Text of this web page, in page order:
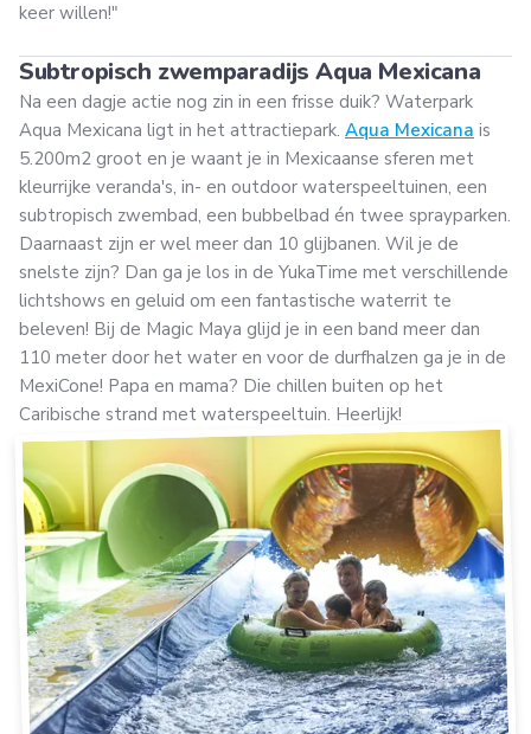
keer willen!"
Subtropisch zwemparadijs Aqua Mexicana
Na een dagje actie nog zin in een frisse duik? Waterpark
Aqua Mexicana ligt in het attractiepark. Aqua Mexicana is
5.200m2 groot en je waant je in Mexicaanse sferen met
kleurrijke veranda's, in- en outdoor waterspeeltuinen, een
subtropisch zwembad, een bubbelbad én twee sprayparken.
Daarnaast zijn er wel meer dan 10 glijbanen. Wil je de
snelste zijn? Dan ga je los in de YukaTime met verschillende
lichtshows en geluid om een fantastische waterrit te
beleven! Bij de Magic Maya glijd je in een band meer dan
110 meter door het water en voor de durfhalzen ga je in de
MexiCone! Papa en mama? Die chillen buiten op het
Caribische strand met waterspeeltuin. Heerlijk!